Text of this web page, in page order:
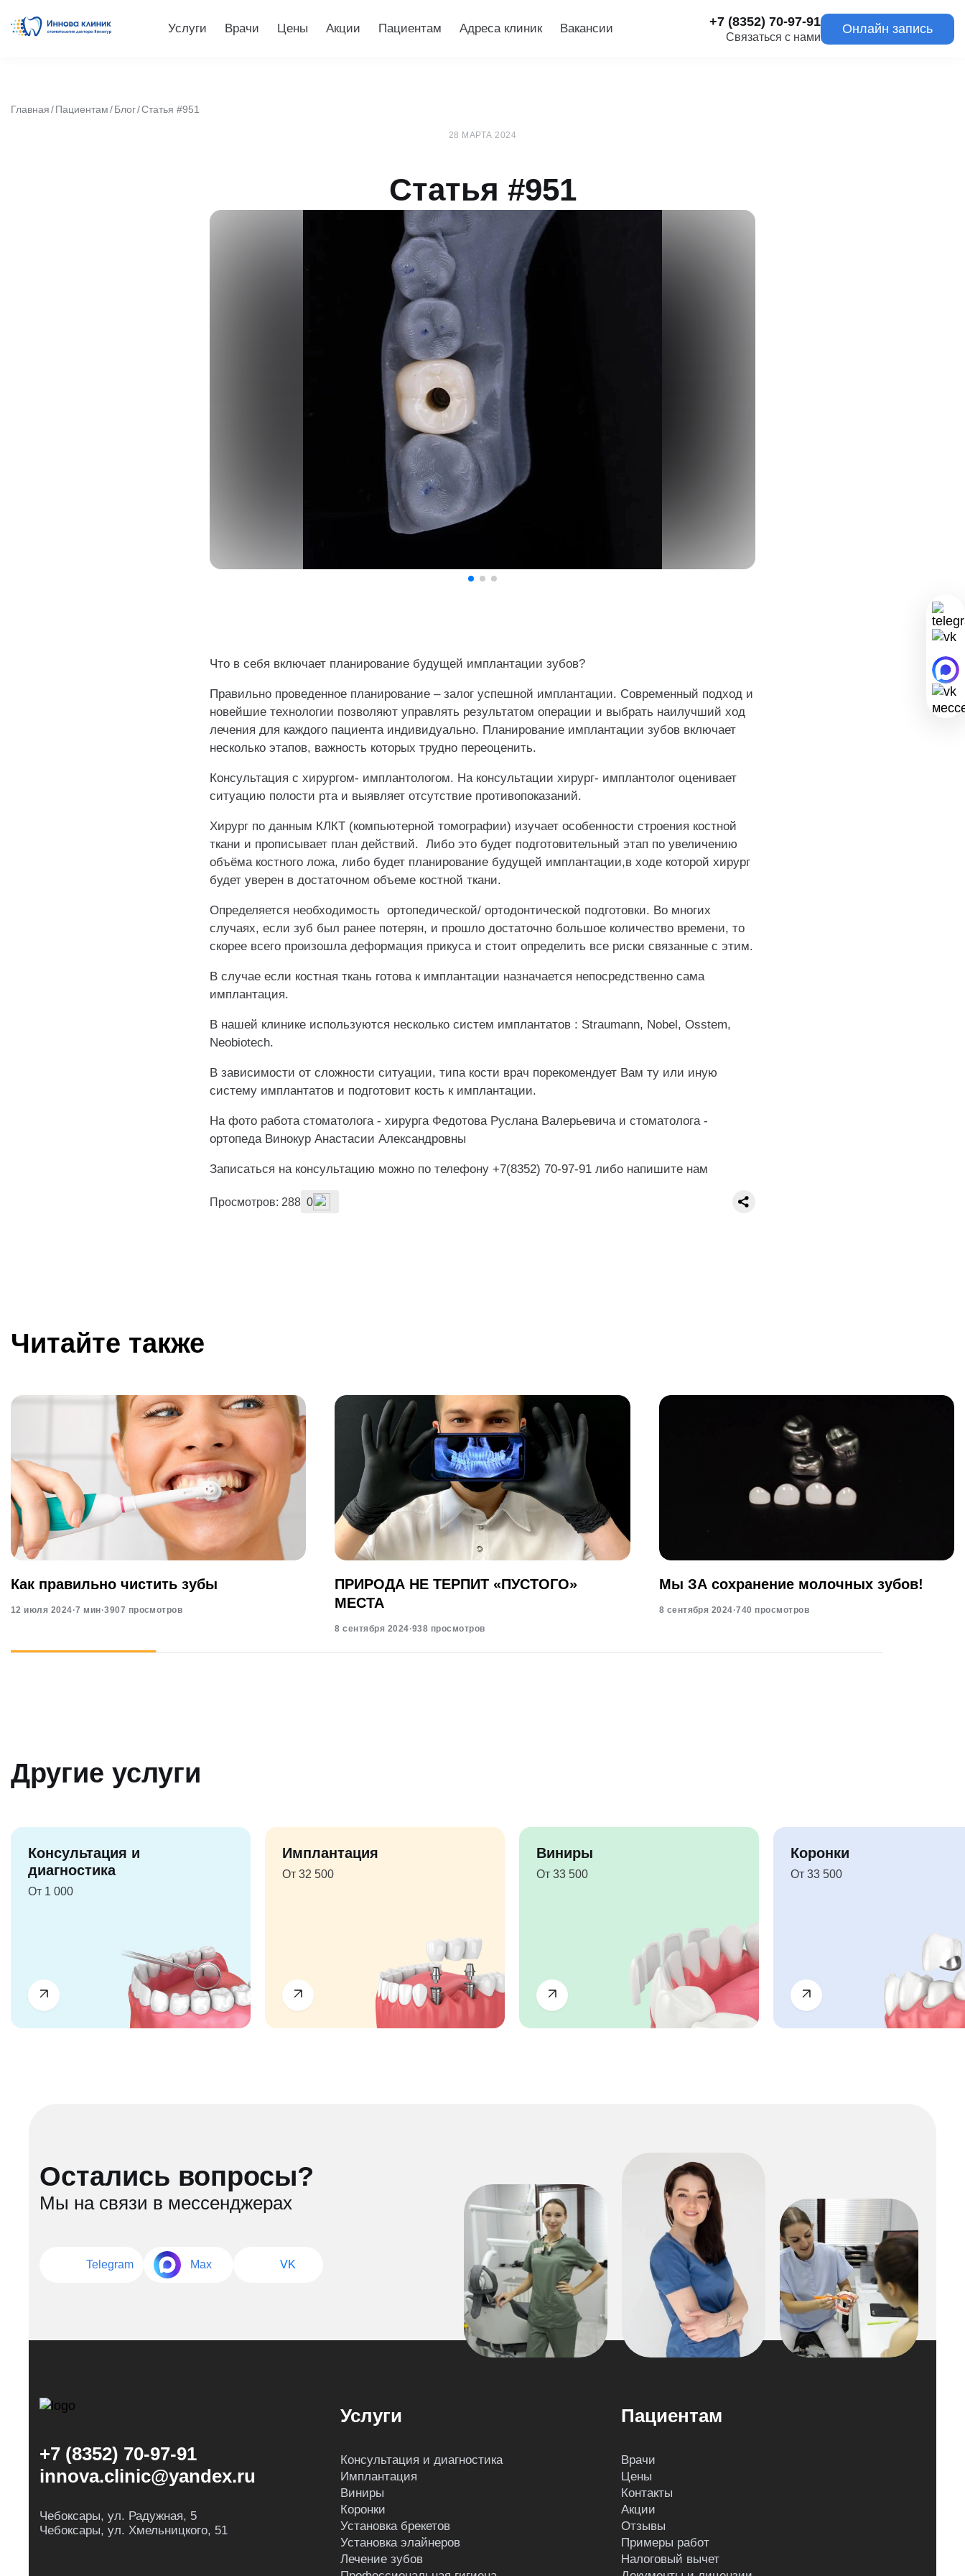
Услуги Врачи Цены Акции Пациентам Адреса клиник Вакансии +7 (8352) 70-97-91
Связаться с нами
Онлайн запись
Главная Пациентам Блог Статья #951
28 МАРТА 2024
Статья #951
Что в себя включает планирование будущей имплантации зубов?
Правильно проведенное планирование – залог успешной имплантации. Современный подход и
новейшие технологии позволяют управлять результатом операции и выбрать наилучший ход
лечения для каждого пациента индивидуально. Планирование имплантации зубов включает
несколько этапов, важность которых трудно переоценить.
Консультация с хирургом- имплантологом. На консультации хирург- имплантолог оценивает
ситуацию полости рта и выявляет отсутствие противопоказаний.
Хирург по данным КЛКТ (компьютерной томографии) изучает особенности строения костной
ткани и прописывает план действий. Либо это будет подготовительный этап по увеличению
объёма костного ложа, либо будет планирование будущей имплантации,в ходе которой хирург
будет уверен в достаточном объеме костной ткани.
Определяется необходимость ортопедической/ ортодонтической подготовки. Во многих
случаях, если зуб был ранее потерян, и прошло достаточно большое количество времени, то
скорее всего произошла деформация прикуса и стоит определить все риски связанные с этим.
В случае если костная ткань готова к имплантации назначается непосредственно сама
имплантация.
В нашей клинике используются несколько систем имплантатов : Straumann, Nobel, Osstem,
Neobiotech.
В зависимости от сложности ситуации, типа кости врач порекомендует Вам ту или иную
систему имплантатов и подготовит кость к имплантации.
На фото работа стоматолога - хирурга Федотова Руслана Валерьевича и стоматолога -
ортопеда Винокур Анастасии Александровны
Записаться на консультацию можно по телефону +7(8352) 70-97-91 либо напишите нам
Просмотров: 288 0
Читайте также
Как правильно чистить зубы
12 июля 2024·7 мин·3907 просмотров
ПРИРОДА НЕ ТЕРПИТ «ПУСТОГО»
МЕСТА
8 сентября 2024·938 просмотров
Мы ЗА сохранение молочных зубов!
8 сентября 2024·740 просмотров
Другие услуги
Консультация и
диагностика
От 1 000
Имплантация
От 32 500
Виниры
От 33 500
Коронки
От 33 500
Остались вопросы?
Мы на связи в мессенджерах
Telegram Max VK
+7 (8352) 70-97-91
innova.clinic@yandex.ru
Чебоксары, ул. Радужная, 5
Чебоксары, ул. Хмельницкого, 51
Услуги
Консультация и диагностика
Имплантация
Виниры
Коронки
Установка брекетов
Установка элайнеров
Лечение зубов
Пациентам
Врачи
Цены
Контакты
Акции
Отзывы
Примеры работ
Налоговый вычет